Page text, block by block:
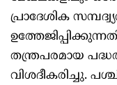
പ്രാദേശിക
തന്ത്രപരമായ
വിശദീകരിച്ചു.